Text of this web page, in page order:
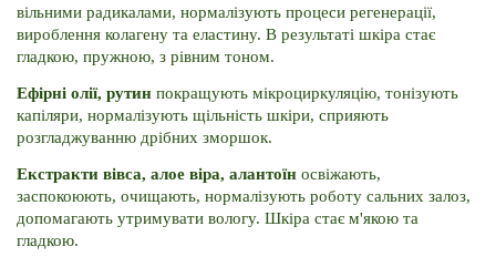
вільними радикалами, нормалізують процеси регенерації,
вироблення колагену та еластину. В результаті шкіра стає
гладкою, пружною, з рівним тоном.
Ефірні олії, рутин покращують мікроциркуляцію, тонізують
капіляри, нормалізують щільність шкіри, сприяють
розгладжуванню дрібних зморшок.
Екстракти вівса, алое віра, алантоїн освіжають,
заспокоюють, очищають, нормалізують роботу сальних залоз,
допомагають утримувати вологу. Шкіра стає м'якою та
гладкою.